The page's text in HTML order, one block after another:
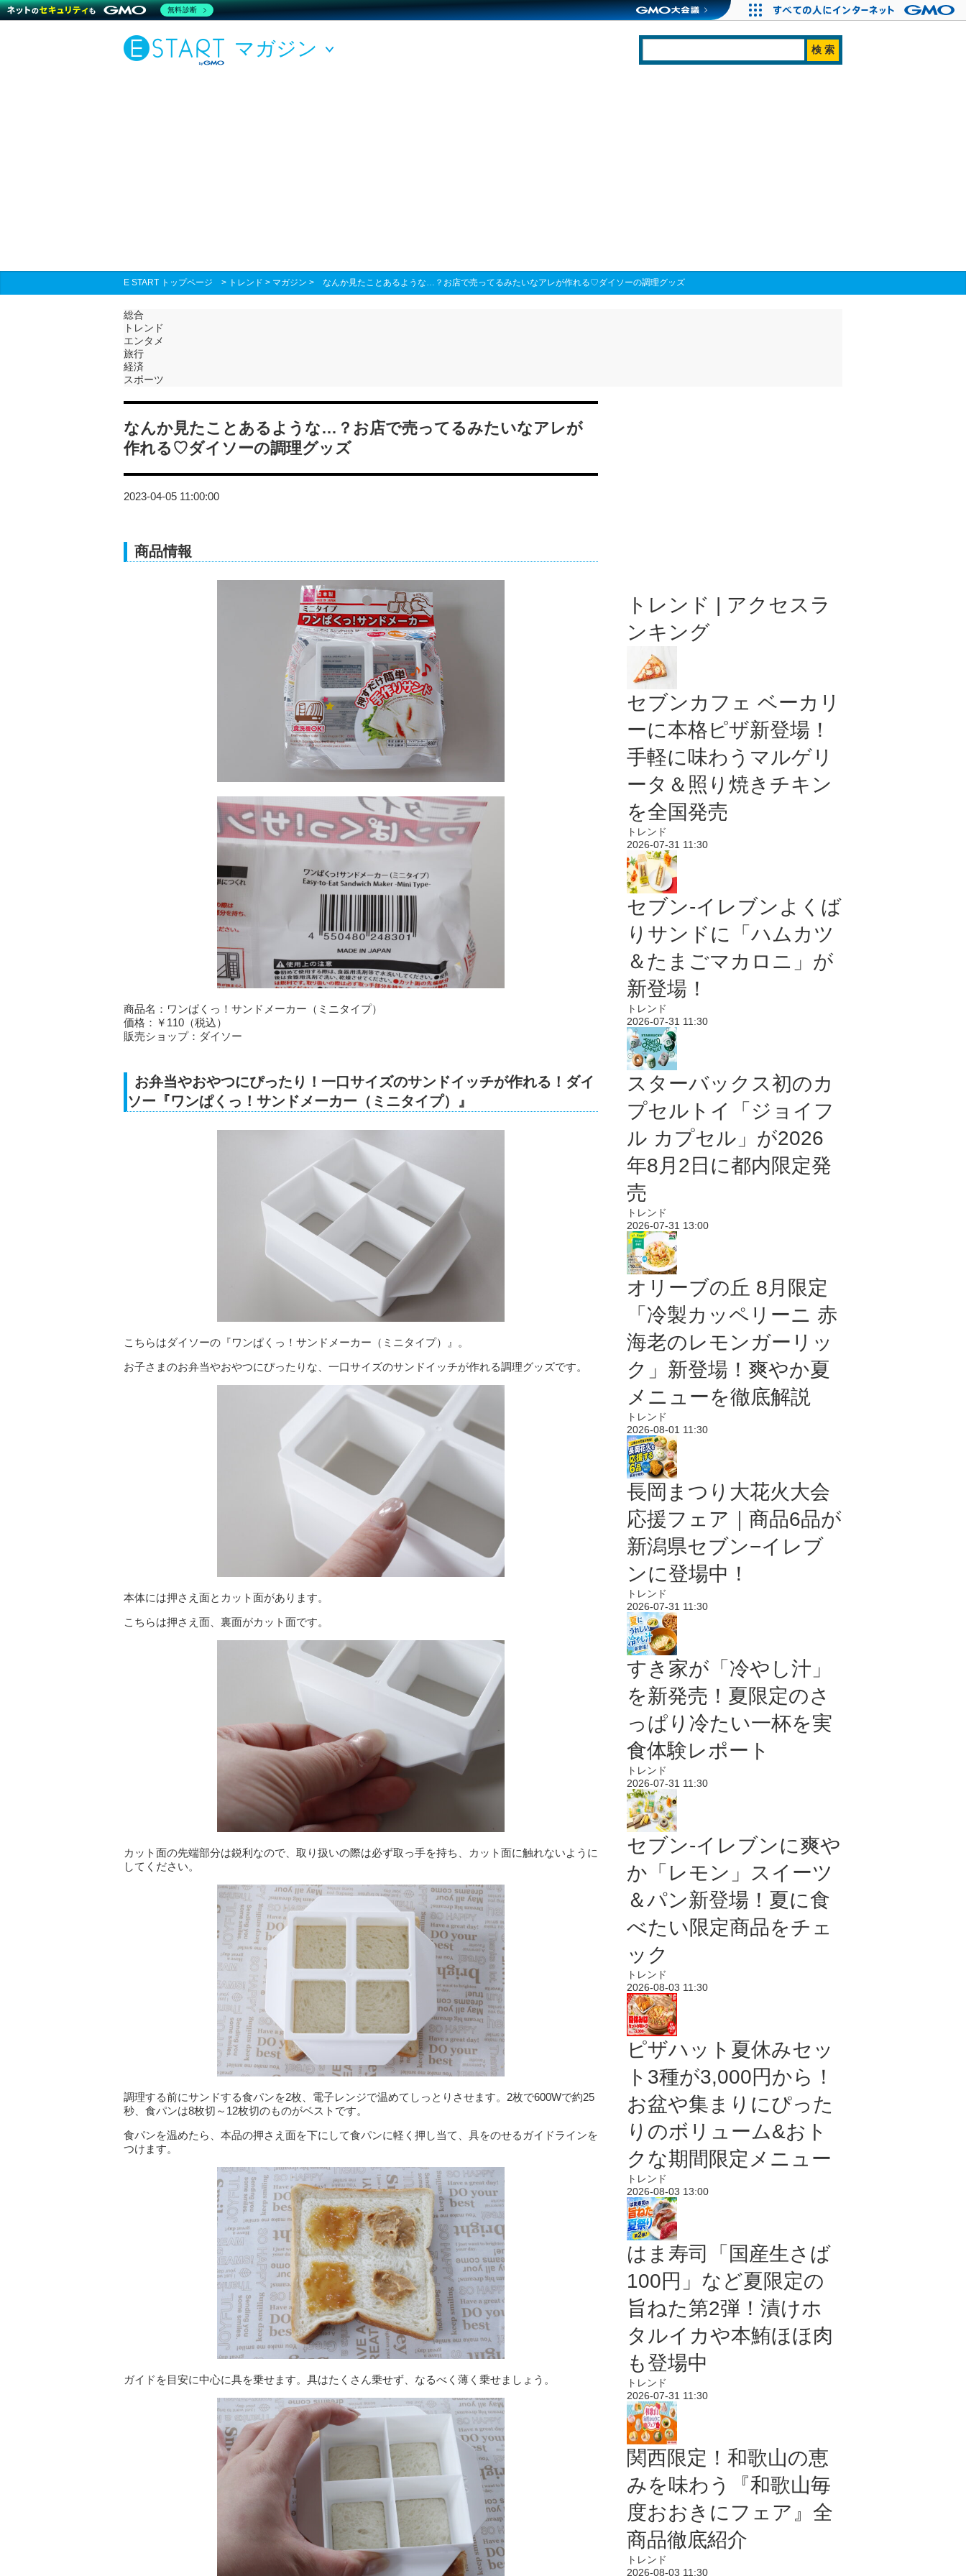
マガジン
E START トップページ > トレンド > マガジン > なんか見たことあるような…？お店で売ってるみたいなアレが作れる♡ダイソーの調理グッズ
総合
トレンド
エンタメ
旅行
経済
スポーツ
なんか見たことあるような…？お店で売ってるみたいなアレが
作れる♡ダイソーの調理グッズ
2023-04-05 11:00:00
商品情報
商品名：ワンぱくっ！サンドメーカー（ミニタイプ）
価格：￥110（税込）
販売ショップ：ダイソー
お弁当やおやつにぴったり！一口サイズのサンドイッチが作れる！ダイ
ソー『ワンぱくっ！サンドメーカー（ミニタイプ）』
こちらはダイソーの『ワンぱくっ！サンドメーカー（ミニタイプ）』。
お子さまのお弁当やおやつにぴったりな、一口サイズのサンドイッチが作れる調理グッズです。
本体には押さえ面とカット面があります。
こちらは押さえ面、裏面がカット面です。
カット面の先端部分は鋭利なので、取り扱いの際は必ず取っ手を持ち、カット面に触れないように
してください。
調理する前にサンドする食パンを2枚、電子レンジで温めてしっとりさせます。2枚で600Wで約25
秒、食パンは8枚切～12枚切のものがベストです。
食パンを温めたら、本品の押さえ面を下にして食パンに軽く押し当て、具をのせるガイドラインを
つけます。
ガイドを目安に中心に具を乗せます。具はたくさん乗せず、なるべく薄く乗せましょう。
トレンド | アクセスラ
ンキング
セブンカフェ ベーカリ
ーに本格ピザ新登場！
手軽に味わうマルゲリ
ータ＆照り焼きチキン
を全国発売
トレンド
2026-07-31 11:30
セブン‐イレブンよくば
りサンドに「ハムカツ
＆たまごマカロニ」が
新登場！
トレンド
2026-07-31 11:30
スターバックス初のカ
プセルトイ「ジョイフ
ル カプセル」が2026
年8月2日に都内限定発
売
トレンド
2026-07-31 13:00
オリーブの丘 8月限定
「冷製カッペリーニ 赤
海老のレモンガーリッ
ク」新登場！爽やか夏
メニューを徹底解説
トレンド
2026-08-01 11:30
長岡まつり大花火大会
応援フェア｜商品6品が
新潟県セブン−イレブ
ンに登場中！
トレンド
2026-07-31 11:30
すき家が「冷やし汁」
を新発売！夏限定のさ
っぱり冷たい一杯を実
食体験レポート
トレンド
2026-07-31 11:30
セブン‐イレブンに爽や
か「レモン」スイーツ
＆パン新登場！夏に食
べたい限定商品をチェ
ック
トレンド
2026-08-03 11:30
ピザハット夏休みセッ
ト3種が3,000円から！
お盆や集まりにぴった
りのボリューム&おト
クな期間限定メニュー
トレンド
2026-08-03 13:00
はま寿司「国産生さば
100円」など夏限定の
旨ねた第2弾！漬けホ
タルイカや本鮪ほほ肉
も登場中
トレンド
2026-07-31 11:30
関西限定！和歌山の恵
みを味わう『和歌山毎
度おおきにフェア』全
商品徹底紹介
トレンド
2026-08-03 11:30
無料診断